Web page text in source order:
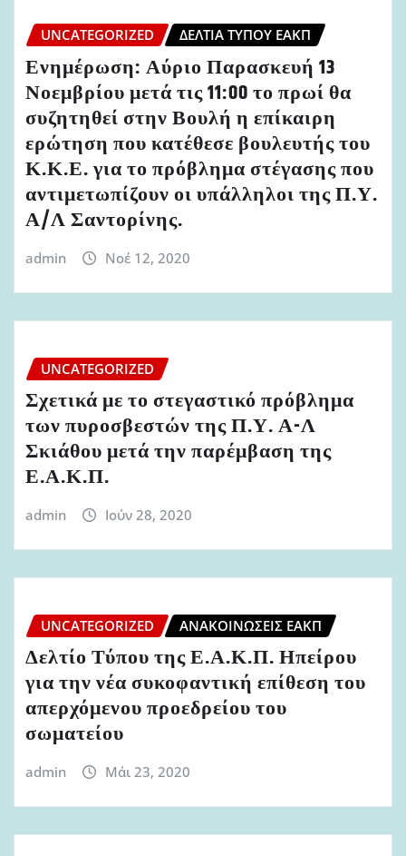
UNCATEGORIZED ΔΕΛΤΊΑ ΤΎΠΟΥ ΕΑΚΠ
Ενημέρωση: Αύριο Παρασκευή 13
Νοεμβρίου μετά τις 11:00 το πρωί θα
συζητηθεί στην Βουλή η επίκαιρη
ερώτηση που κατέθεσε βουλευτής του
Κ.Κ.Ε. για το πρόβλημα στέγασης που
αντιμετωπίζουν οι υπάλληλοι της Π.Υ.
Α/Λ Σαντορίνης.
admin Νοέ 12, 2020
UNCATEGORIZED
Σχετικά με το στεγαστικό πρόβλημα
των πυροσβεστών της Π.Υ. Α-Λ
Σκιάθου μετά την παρέμβαση της
Ε.Α.Κ.Π.
admin Ιούν 28, 2020
UNCATEGORIZED ΑΝΑΚΟΙΝΏΣΕΙΣ ΕΑΚΠ
Δελτίο Τύπου της Ε.Α.Κ.Π. Ηπείρου
για την νέα συκοφαντική επίθεση του
απερχόμενου προεδρείου του
σωματείου
admin Μάι 23, 2020